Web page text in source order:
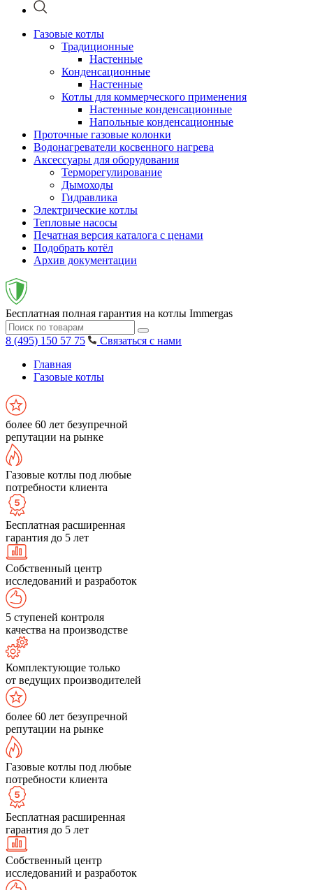
Газовые котлы
Традиционные
Настенные
Конденсационные
Настенные
Котлы для коммерческого применения
Настенные конденсационные
Напольные конденсационные
Проточные газовые колонки
Водонагреватели косвенного нагрева
Аксессуары для оборудования
Терморегулирование
Дымоходы
Гидравлика
Электрические котлы
Тепловые насосы
Печатная версия каталога с ценами
Подобрать котёл
Архив документации
Бесплатная полная гарантия на котлы Immergas
8 (495) 150 57 75
Связаться с нами
Главная
Газовые котлы
более 60 лет безупречной
репутации на рынке
Газовые котлы под любые
потребности клиента
Бесплатная расширенная
гарантия до 5 лет
Собственный центр
исследований и разработок
5 ступеней контроля
качества на производстве
Комплектующие только
от ведущих производителей
более 60 лет безупречной
репутации на рынке
Газовые котлы под любые
потребности клиента
Бесплатная расширенная
гарантия до 5 лет
Собственный центр
исследований и разработок